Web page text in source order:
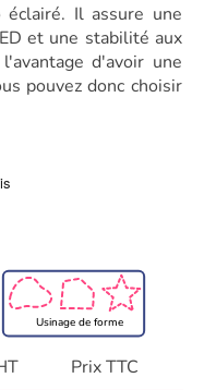
Il assure une
et une stabilité aux
d'avoir une
pouvez donc choisir
Prix TTC
Usinage de forme